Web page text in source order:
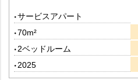
サービスアパート
70m²
2ベッドルーム
2025